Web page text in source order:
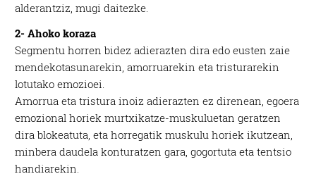
alderantziz, mugi daitezke.
2- Ahoko koraza
Segmentu horren bidez adierazten dira edo eusten zaie
mendekotasunarekin, amorruarekin eta tristurarekin
lotutako emozioei.
Amorrua eta tristura inoiz adierazten ez direnean, egoera
emozional horiek murtxikatze-muskuluetan geratzen
dira blokeatuta, eta horregatik muskulu horiek ikutzean,
minbera daudela konturatzen gara, gogortuta eta tentsio
handiarekin.